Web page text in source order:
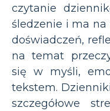
czytanie
śledzenie i ma na
doświadczeń,
na temat
się w myśli,
tekstem.
szczegółowe